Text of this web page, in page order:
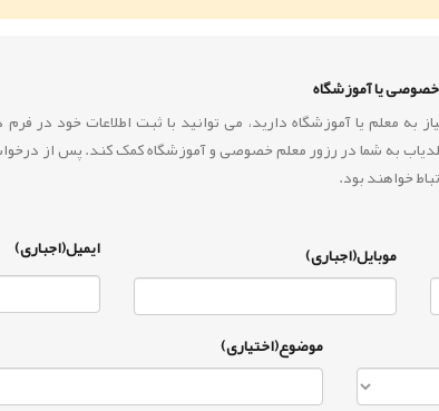
یا آموزشگاه
به معلم یا آموزشگاه دارید، می توانید با ثبت اطلاعات خود در
به شما در رزور معلم خصوصی و آموزشگاه کمک کند. پس از
خواهند بود.
موبایل(اجباری) ایمیل(اجباری)
موضوع(اختیاری)